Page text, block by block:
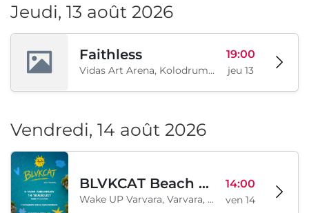
Jeudi, 13 août 2026
Faithless
Vidas Art Arena, Kolodrum, Borisova gradina, Sofia, BG
19:00
jeu 13
Vendredi, 14 août 2026
BLVKCAT Beach Festival 2026, Wake up Varvara
Wake UP Varvara, Varvara, BG
14:00
ven 14